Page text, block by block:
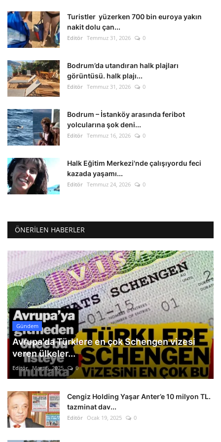
Turistler yüzerken 700 bin euroya yakın
nakit dolu çan...
Editör Temmuz 31, 2026 0
Bodrum’da utandıran halk plajları
görüntüsü. halk plajı...
Editör Temmuz 31, 2026 0
Bodrum – İstanköy arasında feribot
yolcularına şok deni...
Editör Temmuz 16, 2026 0
Halk Eğitim Merkezi'nde çalışıyordu feci
kazada yaşamı...
Editör Temmuz 24, 2026 0
ÖNERILEN HABERLER
Gündem
Avrupa'da Türklere en çok Schengen vizesi
veren ülkeler...
Editör Mart 5, 2025 0
Cengiz Holding Yaşar Anter’e 10 milyon TL.
tazminat dav...
Editör Ocak 19, 2025 0